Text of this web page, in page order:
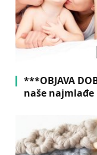
***OBJAVA
naše najmlađe